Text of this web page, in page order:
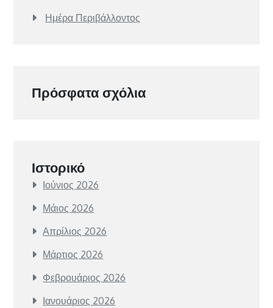
Ημέρα Περιβάλλοντος
Πρόσφατα σχόλια
Ιστορικό
Ιούνιος 2026
Μάιος 2026
Απρίλιος 2026
Μάρτιος 2026
Φεβρουάριος 2026
Ιανουάριος 2026